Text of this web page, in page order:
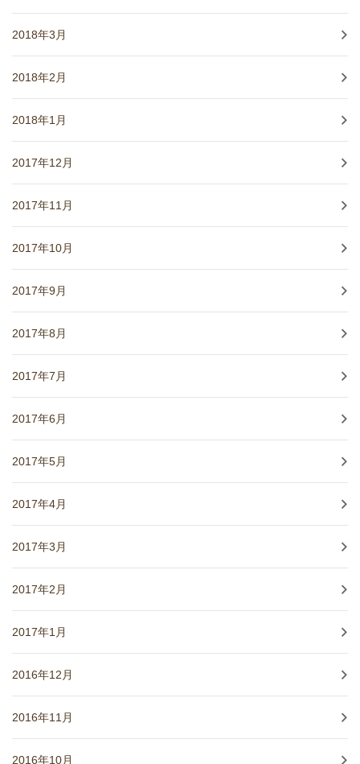
2018年3月
2018年2月
2018年1月
2017年12月
2017年11月
2017年10月
2017年9月
2017年8月
2017年7月
2017年6月
2017年5月
2017年4月
2017年3月
2017年2月
2017年1月
2016年12月
2016年11月
2016年10月